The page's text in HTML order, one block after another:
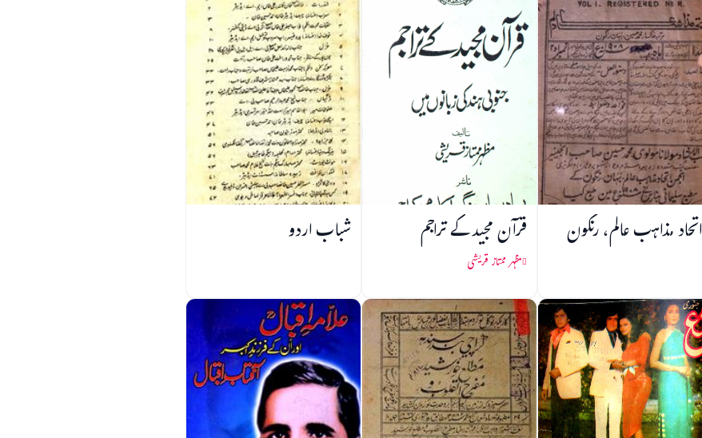
اتحاد مذاہب عالم، رنگون قرآن مجید کے تراجم
مظہر ممتاز قریشی
شباب اردو